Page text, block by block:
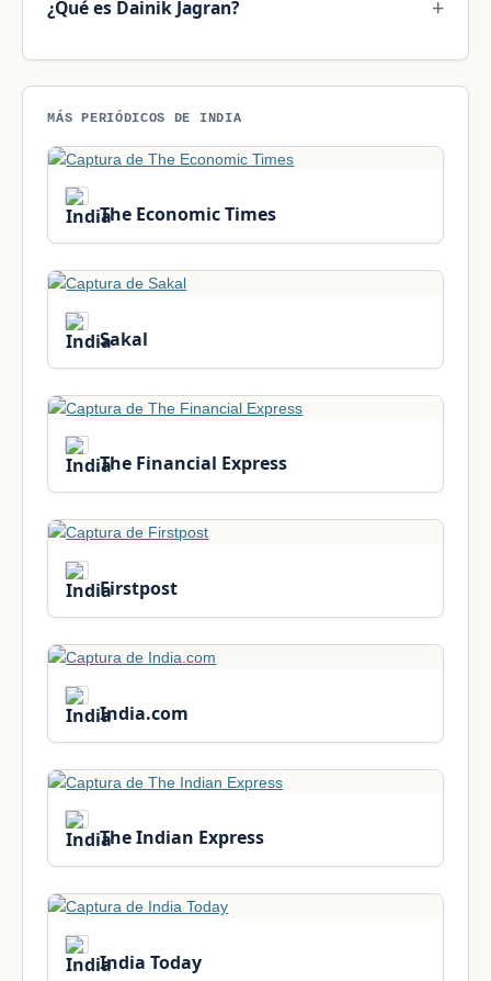
¿Qué es Dainik Jagran?
MÁS PERIÓDICOS DE INDIA
The Economic Times
Sakal
The Financial Express
Firstpost
India.com
The Indian Express
India Today